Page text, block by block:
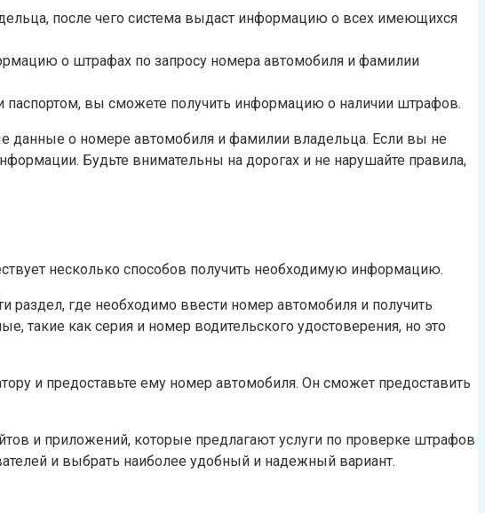
после чего система выдаст информацию о всех имеющихся
о штрафах по запросу номера автомобиля и фамилии
вы сможете получить информацию о наличии штрафов.
данные о номере автомобиля и фамилии владельца. Если вы не
Будьте внимательны на дорогах и не нарушайте правила,
несколько способов получить необходимую информацию.
где необходимо ввести номер автомобиля и получить
как серия и номер водительского удостоверения, но это
и предоставьте ему номер автомобиля. Он сможет предоставить
и приложений, которые предлагают услуги по проверке штрафов
и выбрать наиболее удобный и надежный вариант.